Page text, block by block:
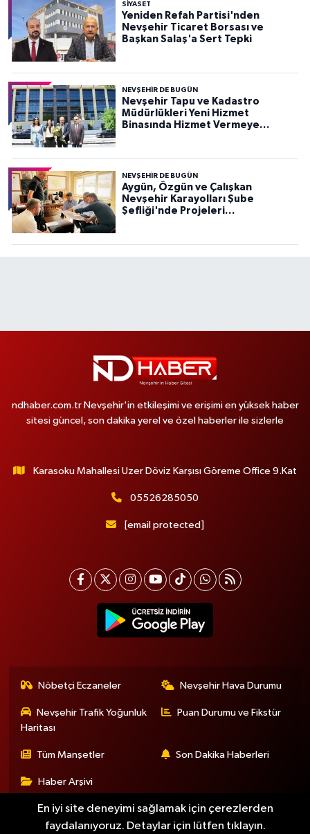
SIYASET
Yeniden Refah Partisi'nden
Nevşehir Ticaret Borsası ve
Başkan Salaş'a Sert Tepki
NEVŞEHIR DE BUGÜN
Nevşehir Tapu ve Kadastro
Müdürlükleri Yeni Hizmet
Binasında Hizmet Vermeye
NEVŞEHIR DE BUGÜN
Aygün, Özgün ve Çalışkan
Nevşehir Karayolları Şube
Şefliği'nde Projeleri
ndhaber.com.tr Nevşehir'in etkileşimi ve erişimi en yüksek haber
sitesi güncel, son dakika yerel ve özel haberler ile sizlerle
Karasoku Mahallesi Uzer Döviz Karşısı Göreme Office 9.Kat
05526285050
[email protected]
Nöbetçi Eczaneler Nevşehir Hava Durumu
Nevşehir Trafik Yoğunluk
Haritası
Puan Durumu ve Fikstür
Tüm Manşetler Son Dakika Haberleri
Haber Arşivi
En iyi site deneyimi sağlamak için çerezlerden
faydalanıyoruz. Detaylar için lütfen tıklayın.